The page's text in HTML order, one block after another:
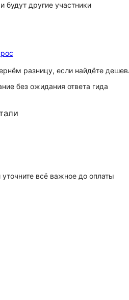
будут другие участники
разницу, если найдёте
без ожидания ответа гида
всё важное до оплаты